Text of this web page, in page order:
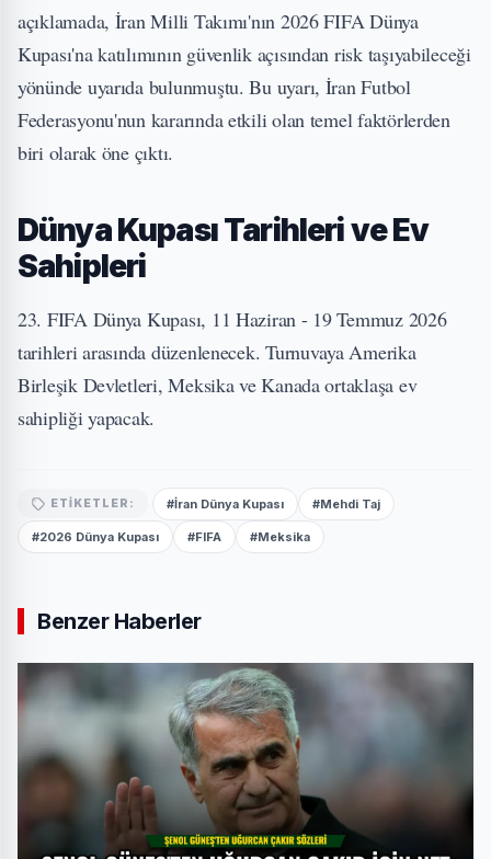
açıklamada, İran Milli Takımı'nın 2026 FIFA Dünya
Kupası'na katılımının güvenlik açısından risk taşıyabileceği
yönünde uyarıda bulunmuştu. Bu uyarı, İran Futbol
Federasyonu'nun kararında etkili olan temel faktörlerden
biri olarak öne çıktı.
Dünya Kupası Tarihleri ve Ev
Sahipleri
23. FIFA Dünya Kupası, 11 Haziran - 19 Temmuz 2026
tarihleri arasında düzenlenecek. Turnuvaya Amerika
Birleşik Devletleri, Meksika ve Kanada ortaklaşa ev
sahipliği yapacak.
ETIKETLER: #İran Dünya Kupası #Mehdi Taj
#2026 Dünya Kupası #FIFA #Meksika
Benzer Haberler